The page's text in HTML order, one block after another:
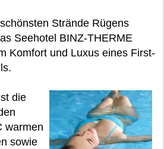
Strände Rügens
Seehotel BINZ-THERME
Komfort und Luxus eines First-
die
warmen
sowie